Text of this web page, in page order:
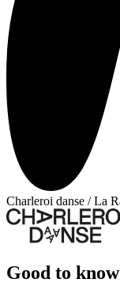
Charleroi danse / La
Good to know